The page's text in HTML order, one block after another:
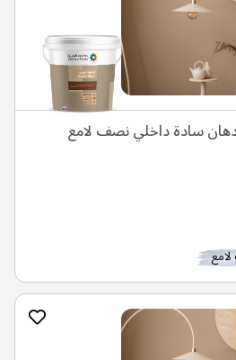
سادة داخلي نصف لامع